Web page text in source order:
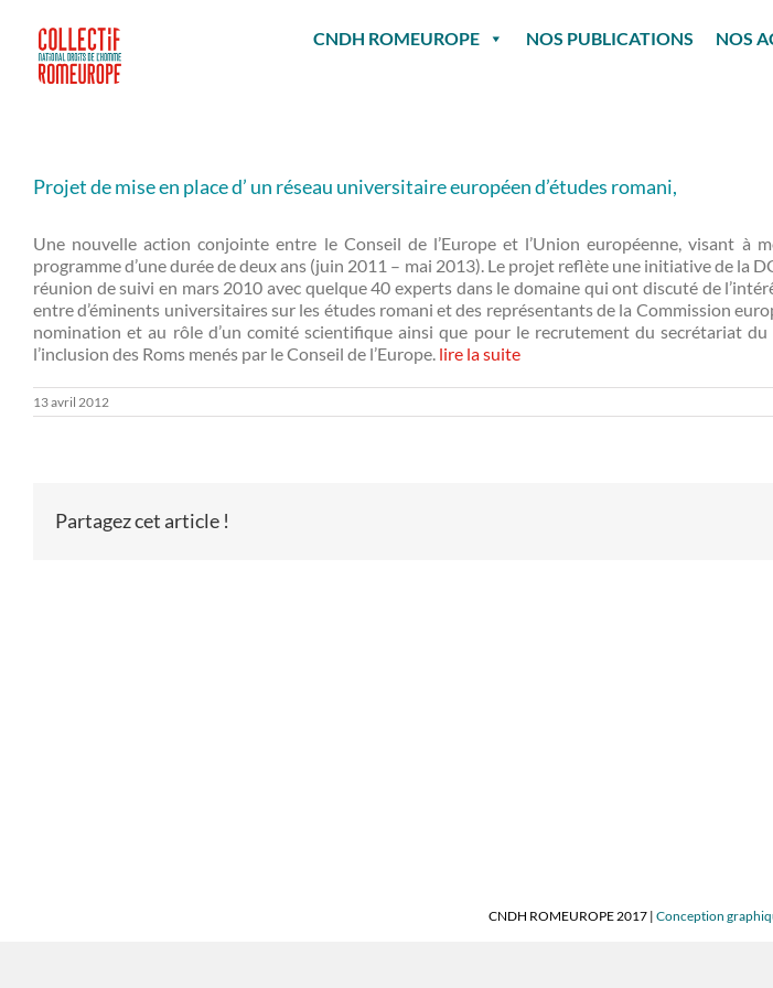
contenu
CNDH ROMEUROPE NOS PUBLICATIONS NOS
Projet de mise en place d’ un réseau universitaire européen d’études romani,
Une nouvelle action conjointe entre le Conseil de l’Europe et l’Union européenne, visant à
programme d’une durée de deux ans (juin 2011 – mai 2013). Le projet reflète une initiative de la
réunion de suivi en mars 2010 avec quelque 40 experts dans le domaine qui ont discuté de
entre d’éminents universitaires sur les études romani et des représentants de la Commission
nomination et au rôle d’un comité scientifique ainsi que pour le recrutement du secrétariat
l’inclusion des Roms menés par le Conseil de l’Europe. lire la suite
13 avril 2012
Partagez cet article !
CNDH ROMEUROPE 2017 | Conception